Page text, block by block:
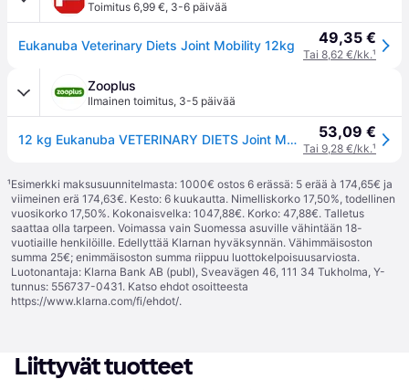
Toimitus 6,99 €, 3-6 päivää
Eukanuba Veterinary Diets Joint Mobility 12kg 49,35 €
Tai 8,62 €/kk.¹
Zooplus
Ilmainen toimitus, 3-5 päivää
12 kg Eukanuba VETERINARY DIETS Joint Mobility koiran kuivaruoka 53,09 €
Tai 9,28 €/kk.¹
¹Esimerkki maksusuunnitelmasta: 1000€ ostos 6 erässä: 5 erää à 174,65€ ja
viimeinen erä 174,63€. Kesto: 6 kuukautta. Nimelliskorko 17,50%, todellinen
vuosikorko 17,50%. Kokonaisvelka: 1047,88€. Korko: 47,88€. Talletus
saattaa olla tarpeen. Voimassa vain Suomessa asuville vähintään 18-
vuotiaille henkilöille. Edellyttää Klarnan hyväksynnän. Vähimmäisoston
summa 25€; enimmäisoston summa riippuu luottokelpoisuusarviosta.
Luotonantaja: Klarna Bank AB (publ), Sveavägen 46, 111 34 Tukholma, Y-
tunnus: 556737-0431. Katso ehdot osoitteesta
https://www.klarna.com/fi/ehdot/.
Liittyvät tuotteet